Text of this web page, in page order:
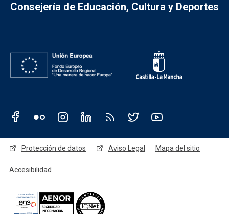
Consejería de Educación, Cultura y Deportes
Redes sociales JCCM
Menú legal
Protección de datos Aviso Legal Mapa del sitio
Accesibilidad